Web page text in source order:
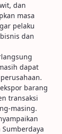
dan
masa
pelaku
dan
dapat
barang
transaksi
masing.